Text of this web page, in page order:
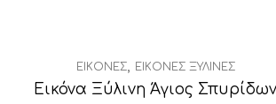
ΕΙΚΌΝΕΣ, ΕΙΚΌΝΕΣ ΞΎΛΙΝΕΣ
Εικόνα Ξύλινη Άγιος Σπυρίδων